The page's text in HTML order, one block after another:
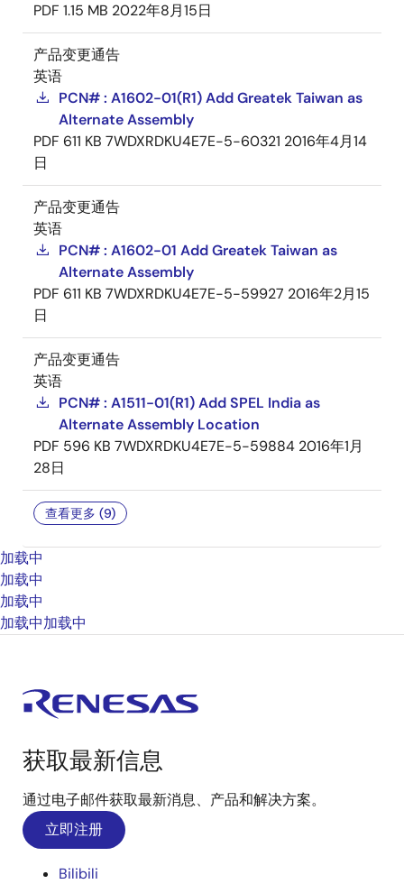
PDF 1.15 MB 2022年8月15日
产品变更通告
英语
PCN# : A1602-01(R1) Add Greatek Taiwan as
Alternate Assembly
PDF 611 KB 7WDXRDKU4E7E-5-60321 2016年4月14
日
产品变更通告
英语
PCN# : A1602-01 Add Greatek Taiwan as
Alternate Assembly
PDF 611 KB 7WDXRDKU4E7E-5-59927 2016年2月15
日
产品变更通告
英语
PCN# : A1511-01(R1) Add SPEL India as
Alternate Assembly Location
PDF 596 KB 7WDXRDKU4E7E-5-59884 2016年1月
28日
查看更多 (9)
加载中
加载中
加载中
加载中加载中
获取最新信息
通过电子邮件获取最新消息、产品和解决方案。
立即注册
Bilibili